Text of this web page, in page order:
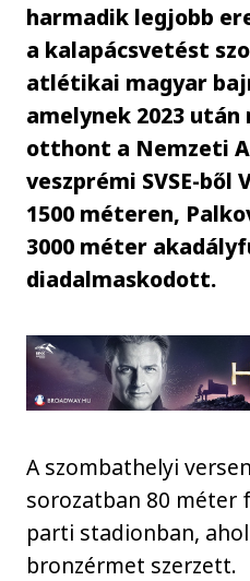
harmadik legjobb
a kalapácsvetést
atlétikai magyar
amelynek 2023 után
otthont a Nemzeti
veszprémi SVSE-ből
1500 méteren,
3000 méter
diadalmaskodott.
A szombathelyi
sorozatban 80 méter
parti stadionban,
bronzérmet szerzett.